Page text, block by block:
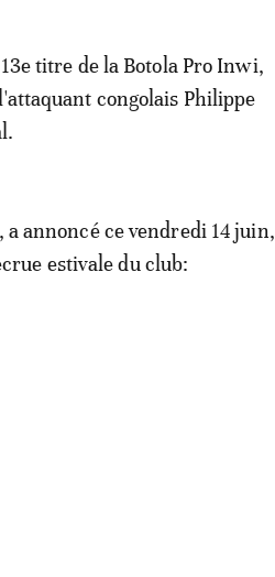
titre de la Botola Pro Inwi,
congolais Philippe
annoncé ce vendredi 14 juin,
estivale du club: